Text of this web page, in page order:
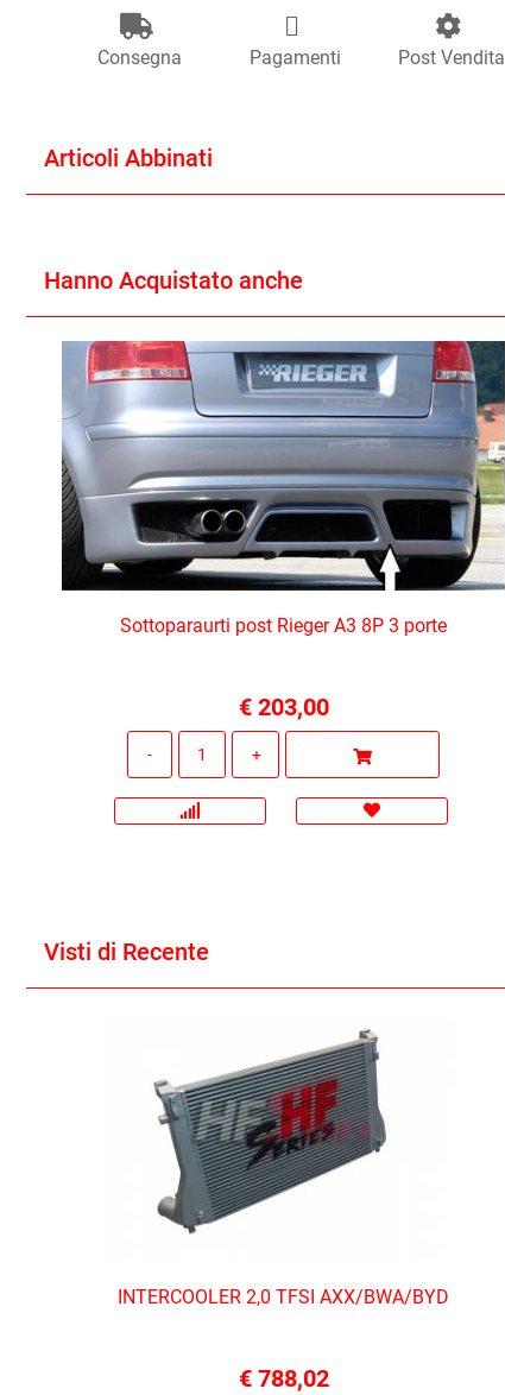
Consegna Pagamenti Post Vendita
Articoli Abbinati
Hanno Acquistato anche
Sottoparaurti post Rieger A3 8P 3 porte
€ 203,00
Visti di Recente
INTERCOOLER 2,0 TFSI AXX/BWA/BYD
€ 788,02